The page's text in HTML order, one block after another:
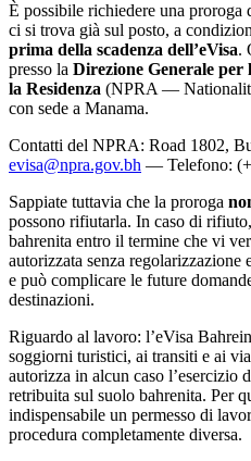
È possibile richiedere una
ci si trova già sul posto, a
prima della scadenza dell’eVisa.
presso la Direzione Generale per
la Residenza (NPRA —
con sede a Manama.
Contatti del NPRA: Road 1802,
evisa@npra.gov.bh — Telefono:
Sappiate tuttavia che la proroga
possono rifiutarla. In caso di
bahrenita entro il termine che vi
autorizzata senza regolarizzazione
e può complicare le future
destinazioni.
Riguardo al lavoro: l’eVisa
soggiorni turistici, ai transiti e ai
autorizza in alcun caso l’esercizio
retribuita sul suolo bahrenita. Per
indispensabile un permesso di
procedura completamente diversa.